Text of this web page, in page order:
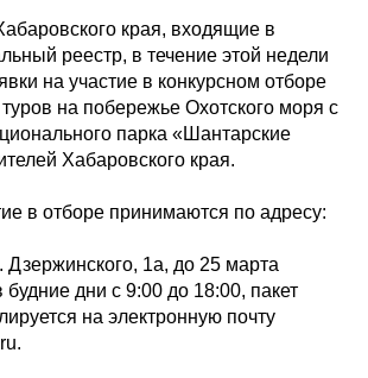
края, входящие в
реестр, в течение этой недели
на участие в конкурсном отборе
на побережье Охотского моря с
парка «Шантарские
Хабаровского края.
в отборе принимаются по адресу:
Дзержинского, 1а, до 25 марта
будние дни с 9:00 до 18:00, пакет
на электронную почту